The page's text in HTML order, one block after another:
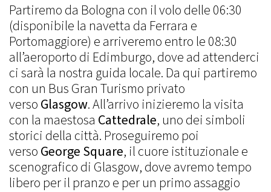
Partiremo da Bologna con il volo delle 06:30
(disponibile la navetta da Ferrara e
Portomaggiore) e arriveremo entro le 08:30
all’aeroporto di Edimburgo, dove ad attenderci
ci sarà la nostra guida locale. Da qui partiremo
con un Bus Gran Turismo privato
versoGlasgow. All’arrivo inizieremo la visita
con la maestosa Cattedrale, uno dei simboli
storici della città. Proseguiremo poi
versoGeorge Square, il cuore istituzionale e
scenografico di Glasgow, dove avremo tempo
libero per il pranzo e per un primo assaggio